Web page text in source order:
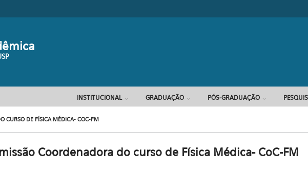
Formulário de
INSTITUCIONAL GRADUAÇÃO PÓS-GRADUAÇÃO
CURSO DE FÍSICA MÉDICA- COC-FM
Coordenadora do curso de Física Médica- CoC-FM